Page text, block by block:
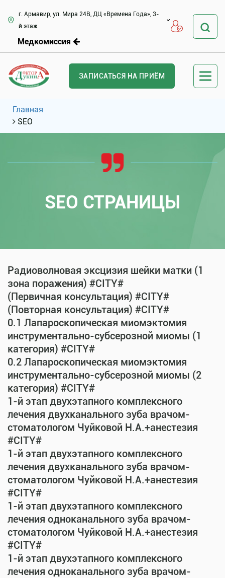
г. Армавир, ул. Мира 24В, ДЦ «Времена Года», 3-
й этаж
Медкомиссия
ЗАПИСАТЬСЯ НА ПРИЁМ
Главная
SEO
SEO СТРАНИЦЫ
Радиоволновая эксцизия шейки матки (1
зона поражения) #CITY#
(Первичная консультация) #CITY#
(Повторная консультация) #CITY#
0.1 Лапароскопическая миомэктомия
инструментально-субсерозной миомы (1
категория) #CITY#
0.2 Лапароскопическая миомэктомия
инструментально-субсерозной миомы (2
категория) #CITY#
1-й этап двухэтапного комплексного
лечения двухканального зуба врачом-
стоматологом Чуйковой Н.А.+анестезия
#CITY#
1-й этап двухэтапного комплексного
лечения двухканального зуба врачом-
стоматологом Чуйковой Н.А.+анестезия
#CITY#
1-й этап двухэтапного комплексного
лечения одноканального зуба врачом-
стоматологом Чуйковой Н.А.+анестезия
#CITY#
1-й этап двухэтапного комплексного
лечения одноканального зуба врачом-